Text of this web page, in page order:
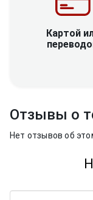
Картой
Отзывы о
Нет отзывов об